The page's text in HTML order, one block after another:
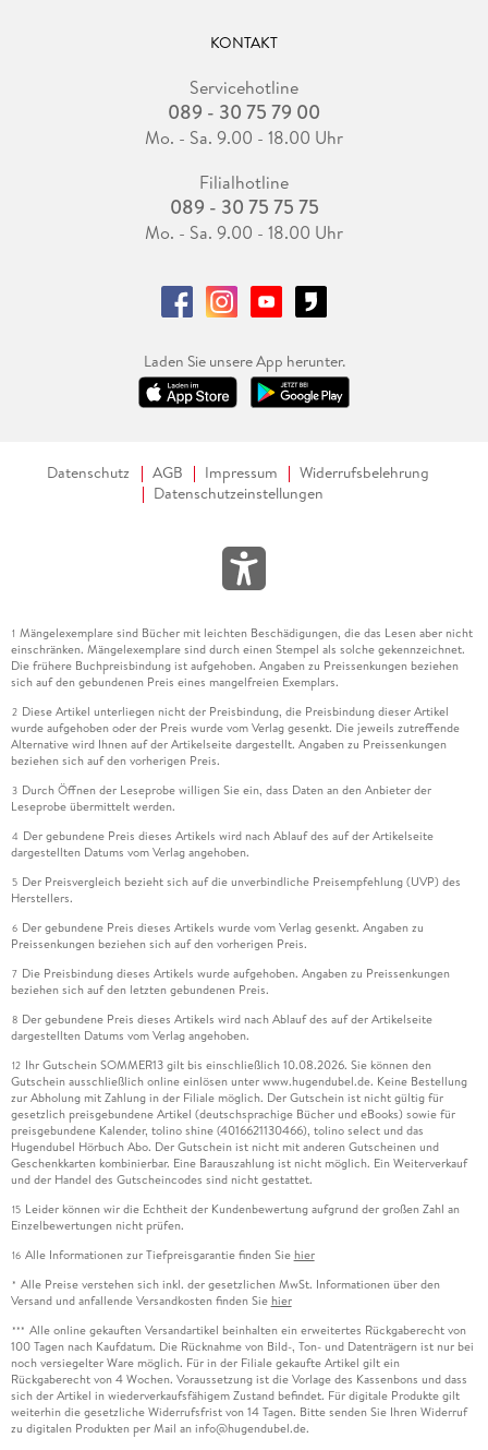
KONTAKT
Servicehotline
089 - 30 75 79 00
Mo. - Sa. 9.00 - 18.00 Uhr
Filialhotline
089 - 30 75 75 75
Mo. - Sa. 9.00 - 18.00 Uhr
Laden Sie unsere App herunter.
Datenschutz AGB Impressum
Widerrufsbelehrung
Datenschutzeinstellungen
1 Mängelexemplare sind Bücher mit leichten Beschädigungen, die das Lesen aber nicht
einschränken. Mängelexemplare sind durch einen Stempel als solche gekennzeichnet.
Die frühere Buchpreisbindung ist aufgehoben. Angaben zu Preissenkungen beziehen
sich auf den gebundenen Preis eines mangelfreien Exemplars.
2 Diese Artikel unterliegen nicht der Preisbindung, die Preisbindung dieser Artikel
wurde aufgehoben oder der Preis wurde vom Verlag gesenkt. Die jeweils zutreffende
Alternative wird Ihnen auf der Artikelseite dargestellt. Angaben zu Preissenkungen
beziehen sich auf den vorherigen Preis.
3 Durch Öffnen der Leseprobe willigen Sie ein, dass Daten an den Anbieter der
Leseprobe übermittelt werden.
4 Der gebundene Preis dieses Artikels wird nach Ablauf des auf der Artikelseite
dargestellten Datums vom Verlag angehoben.
5 Der Preisvergleich bezieht sich auf die unverbindliche Preisempfehlung (UVP) des
Herstellers.
6 Der gebundene Preis dieses Artikels wurde vom Verlag gesenkt. Angaben zu
Preissenkungen beziehen sich auf den vorherigen Preis.
7 Die Preisbindung dieses Artikels wurde aufgehoben. Angaben zu Preissenkungen
beziehen sich auf den letzten gebundenen Preis.
8 Der gebundene Preis dieses Artikels wird nach Ablauf des auf der Artikelseite
dargestellten Datums vom Verlag angehoben.
12 Ihr Gutschein SOMMER13 gilt bis einschließlich 10.08.2026. Sie können den
Gutschein ausschließlich online einlösen unter www.hugendubel.de. Keine Bestellung
zur Abholung mit Zahlung in der Filiale möglich. Der Gutschein ist nicht gültig für
gesetzlich preisgebundene Artikel (deutschsprachige Bücher und eBooks) sowie für
preisgebundene Kalender, tolino shine (4016621130466), tolino select und das
Hugendubel Hörbuch Abo. Der Gutschein ist nicht mit anderen Gutscheinen und
Geschenkkarten kombinierbar. Eine Barauszahlung ist nicht möglich. Ein Weiterverkauf
und der Handel des Gutscheincodes sind nicht gestattet.
15 Leider können wir die Echtheit der Kundenbewertung aufgrund der großen Zahl an
Einzelbewertungen nicht prüfen.
16 Alle Informationen zur Tiefpreisgarantie finden Sie hier
* Alle Preise verstehen sich inkl. der gesetzlichen MwSt. Informationen über den
Versand und anfallende Versandkosten finden Sie hier
*** Alle online gekauften Versandartikel beinhalten ein erweitertes Rückgaberecht von
100 Tagen nach Kaufdatum. Die Rücknahme von Bild-, Ton- und Datenträgern ist nur bei
noch versiegelter Ware möglich. Für in der Filiale gekaufte Artikel gilt ein
Rückgaberecht von 4 Wochen. Voraussetzung ist die Vorlage des Kassenbons und dass
sich der Artikel in wiederverkaufsfähigem Zustand befindet. Für digitale Produkte gilt
weiterhin die gesetzliche Widerrufsfrist von 14 Tagen. Bitte senden Sie Ihren Widerruf
zu digitalen Produkten per Mail an info@hugendubel.de.